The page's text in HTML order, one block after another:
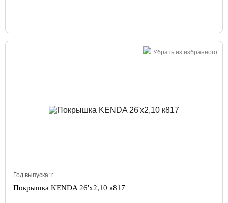
Убрать из избранного
Год выпуска: г.
Покрышка KENDA 26'х2,10 к817